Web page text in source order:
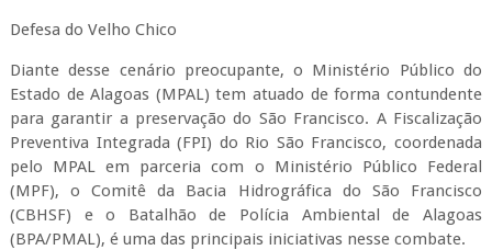
Defesa do Velho Chico
Diante desse cenário preocupante, o Ministério Público do
Estado de Alagoas (MPAL) tem atuado de forma contundente
para garantir a preservação do São Francisco. A Fiscalização
Preventiva Integrada (FPI) do Rio São Francisco, coordenada
pelo MPAL em parceria com o Ministério Público Federal
(MPF), o Comitê da Bacia Hidrográfica do São Francisco
(CBHSF) e o Batalhão de Polícia Ambiental de Alagoas
(BPA/PMAL), é uma das principais iniciativas nesse combate.